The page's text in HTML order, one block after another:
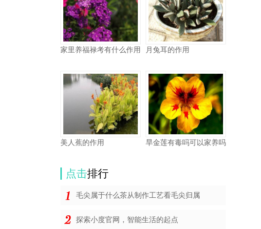
家里养福禄考有什么作用 月兔耳的作用
美人蕉的作用 旱金莲有毒吗可以家养吗
点击排行
毛尖属于什么茶从制作工艺看毛尖归属
探索小度官网，智能生活的起点